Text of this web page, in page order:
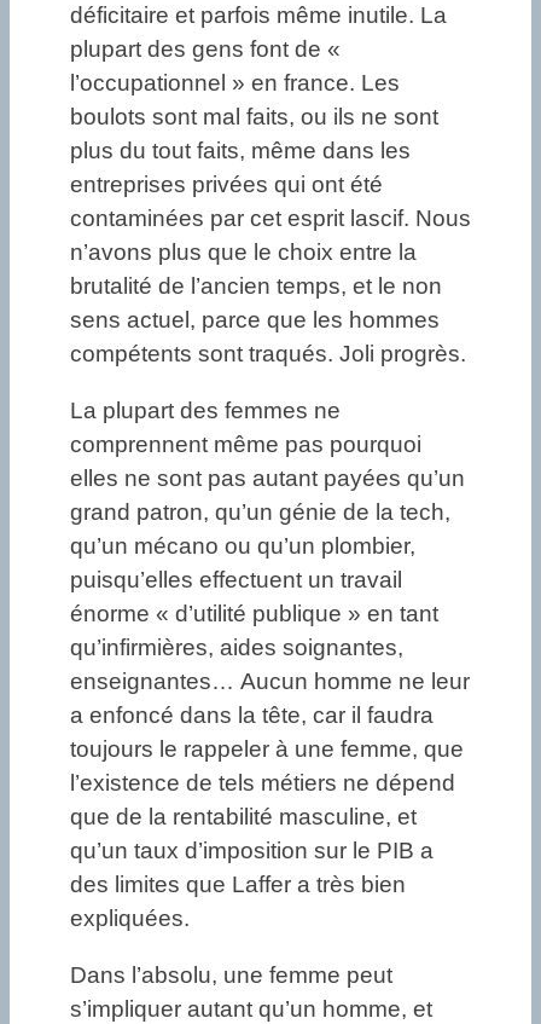
déficitaire et parfois même inutile. La
plupart des gens font de «
l’occupationnel » en france. Les
boulots sont mal faits, ou ils ne sont
plus du tout faits, même dans les
entreprises privées qui ont été
contaminées par cet esprit lascif. Nous
n’avons plus que le choix entre la
brutalité de l’ancien temps, et le non
sens actuel, parce que les hommes
compétents sont traqués. Joli progrès.
La plupart des femmes ne
comprennent même pas pourquoi
elles ne sont pas autant payées qu’un
grand patron, qu’un génie de la tech,
qu’un mécano ou qu’un plombier,
puisqu’elles effectuent un travail
énorme « d’utilité publique » en tant
qu’infirmières, aides soignantes,
enseignantes… Aucun homme ne leur
a enfoncé dans la tête, car il faudra
toujours le rappeler à une femme, que
l’existence de tels métiers ne dépend
que de la rentabilité masculine, et
qu’un taux d’imposition sur le PIB a
des limites que Laffer a très bien
expliquées.
Dans l’absolu, une femme peut
s’impliquer autant qu’un homme, et